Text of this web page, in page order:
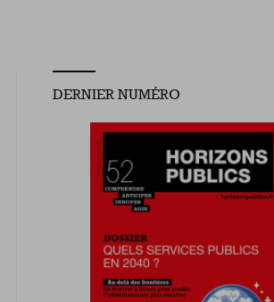
DERNIER NUMÉRO